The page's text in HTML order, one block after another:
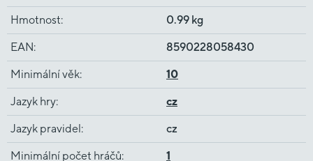
Hmotnost: 0.99 kg
EAN: 8590228058430
Minimální věk: 10
Jazyk hry: cz
Jazyk pravidel: cz
Minimální počet hráčů: 1